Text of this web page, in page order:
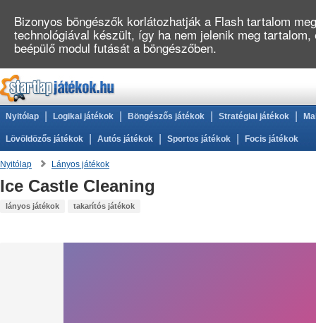
Nyitólap Logikai játékok Böngészős játékok Stratégiai játékok
Lövöldözős játékok Autós játékok Sportos játékok Focis játékok
Nyitólap Lányos játékok
Ice Castle Cleaning
lányos játékok takarítós játékok
Bizonyos böngészők korlátozhatják a Flash tartalom
technológiával készült, így ha nem jelenik meg
beépülő modul futását a böngészőben.